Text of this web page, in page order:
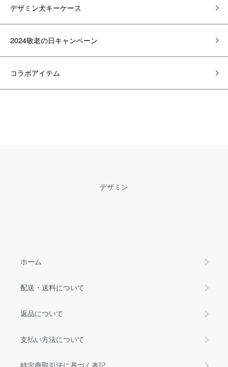
デザミン犬キーケース
2024敬老の日キャンペーン
コラボアイテム
デザミン
ホーム
配送・送料について
返品について
支払い方法について
特定商取引法に基づく表記